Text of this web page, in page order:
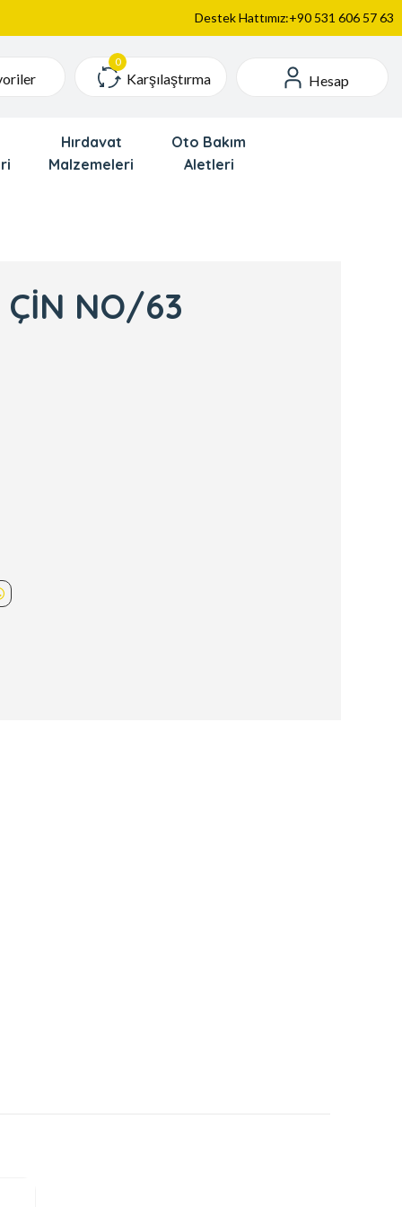
Destek Hattımız:+90 531 606 57 63
Karşılaştırma Hesap
Hırdavat
Malzemeleri
Oto Bakım
Aletleri
ÇİN NO/63